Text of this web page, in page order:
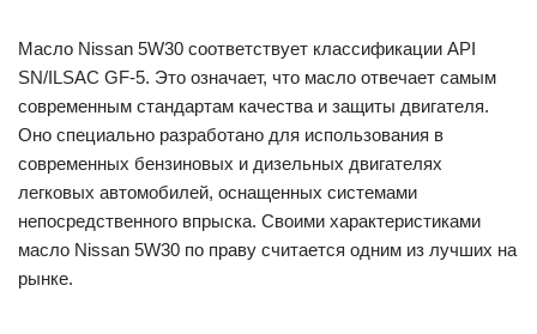
Масло Nissan 5W30 соответствует классификации API
SN/ILSAC GF-5. Это означает, что масло отвечает самым
современным стандартам качества и защиты двигателя.
Оно специально разработано для использования в
современных бензиновых и дизельных двигателях
легковых автомобилей, оснащенных системами
непосредственного впрыска. Своими характеристиками
масло Nissan 5W30 по праву считается одним из лучших на
рынке.